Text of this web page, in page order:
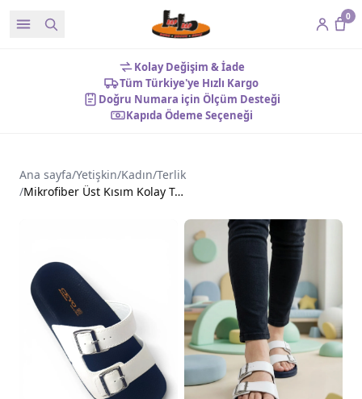
0
Kolay Değişim & İade
Tüm Türkiye'ye Hızlı Kargo
Doğru Numara için Ölçüm Desteği
Kapıda Ödeme Seçeneği
Ana sayfa/Yetişkin/Kadın/Terlik
/
Mikrofiber Üst Kısım Kolay Temizlenen Kadın Terlik Beyaz